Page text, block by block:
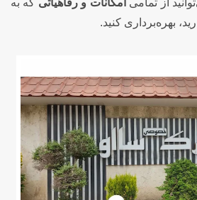
بهره‌برداری کنید.